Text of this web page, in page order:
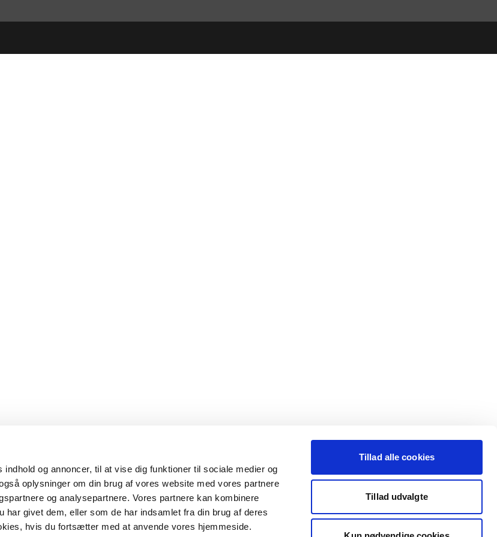
og annoncer, til at vise dig funktioner til sociale medier og
oplysninger om din brug af vores website med vores partnere
og analysepartnere. Vores partnere kan kombinere
har givet dem, eller som de har indsamlet fra din brug af deres
hvis du fortsætter med at anvende vores hjemmeside.
Tillad alle cookies
Tillad udvalgte